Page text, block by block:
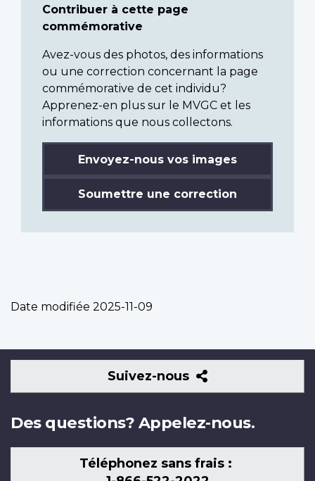
Contribuer à cette page
commémorative
Avez-vous des photos, des informations
ou une correction concernant la page
commémorative de cet individu?
Apprenez-en plus sur le MVGC et les
informations que nous collectons.
Envoyez-nous vos images
Soumettre une correction
Date modifiée 2025-11-09
Suivez-nous
Suivez-
nous
Des questions? Appelez-nous.
Téléphonez sans frais :